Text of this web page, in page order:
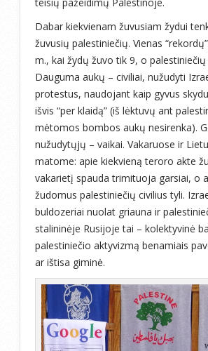
Dabar kiekvienam žuvusiam žydui
žuvusių palestiniečių. Vienas
m., kai žydų žuvo tik 9, o palestiniečių
Dauguma aukų – civiliai, nužudyti
protestus, naudojant kaip gyvus
išvis “per klaidą” (iš lėktuvų ant
mėtomos bombos aukų nesirenka).
nužudytųjų – vaikai. Vakaruose ir
matome: apie kiekvieną teroro akte
vakarietį spauda trimituoja garsiai, o
žudomus palestiniečių civilius tyli.
buldozeriai nuolat griauna ir
stalininėje Rusijoje tai – kolektyvinė
palestiniečio aktyvizmą benamiais
ar ištisa giminė.